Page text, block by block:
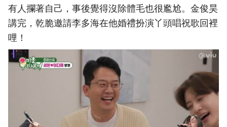
有人攔著自己，事後覺得沒除體毛也很尷尬。金俊昊
講完，乾脆邀請李多海在他婚禮扮演丫頭唱祝歌回裡
哩！